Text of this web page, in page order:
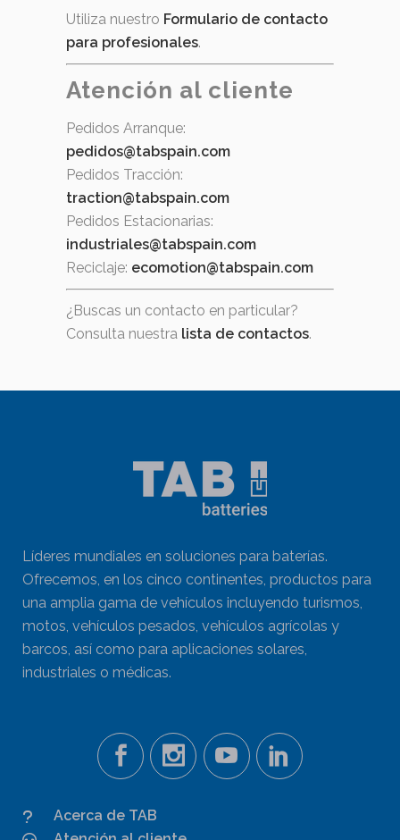
Utiliza nuestro Formulario de contacto
para profesionales.
Atención al cliente
Pedidos Arranque:
pedidos@tabspain.com
Pedidos Tracción:
traction@tabspain.com
Pedidos Estacionarias:
industriales@tabspain.com
Reciclaje: ecomotion@tabspain.com
¿Buscas un contacto en particular?
Consulta nuestra lista de contactos.
Líderes mundiales en soluciones para baterías.
Ofrecemos, en los cinco continentes, productos para
una amplia gama de vehículos incluyendo turismos,
motos, vehículos pesados, vehículos agrícolas y
barcos, así como para aplicaciones solares,
industriales o médicas.
Acerca de TAB